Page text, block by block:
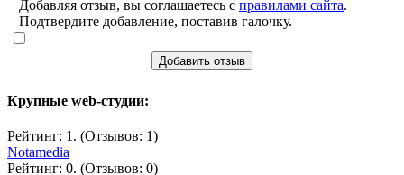
Добавляя отзыв, вы соглашаетесь с правилами сайта.
Подтвердите добавление, поставив галочку.
Добавить отзыв
Крупные web-студии:
Рейтинг: 1. (Отзывов: 1)
Notamedia
Рейтинг: 0. (Отзывов: 0)